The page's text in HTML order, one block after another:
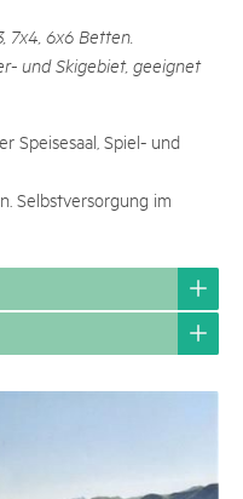
7x4, 6x6 Betten.
und Skigebiet, geeignet
Speisesaal, Spiel- und
Selbstversorgung im